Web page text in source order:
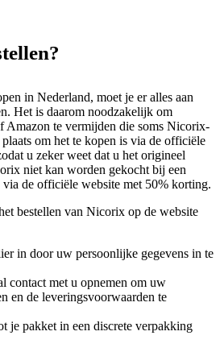
in Nederland, moet je er alles aan
Het is daarom noodzakelijk om
Amazon te vermijden die soms Nicorix-
om het te kopen is via de officiële
u zeker weet dat u het origineel
niet kan worden gekocht bij een
via de officiële website met 50% korting.
bestellen van Nicorix op de website
in door uw persoonlijke gegevens in te
contact met u opnemen om uw
en de leveringsvoorwaarden te
je pakket in een discrete verpakking